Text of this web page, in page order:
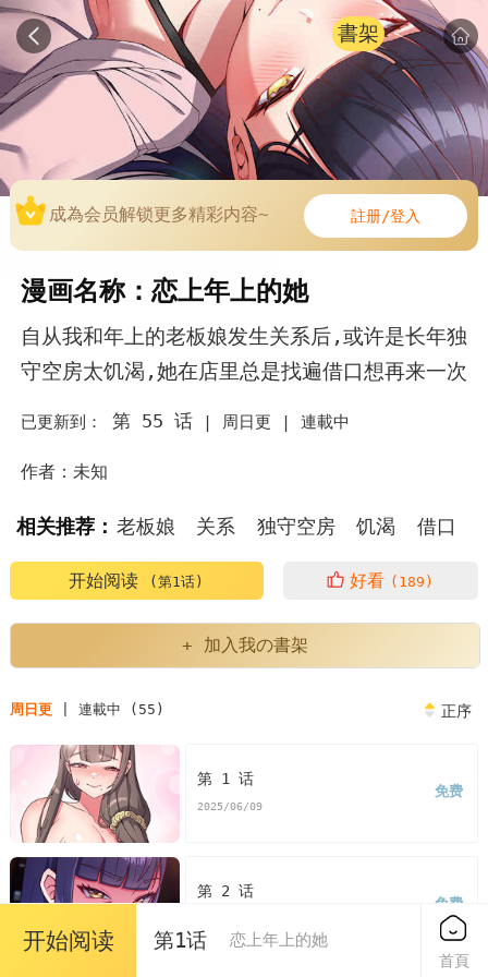
書架
成為会员解锁更多精彩内容~ 註册/登入
漫画名称：恋上年上的她
自从我和年上的老板娘发生关系后,或许是长年独
守空房太饥渴,她在店里总是找遍借口想再来一次
已更新到： 第 55 话| 周日更 | 連載中
作者：未知
相关推荐： 老板娘 关系 独守空房 饥渴 借口
再来一次开始阅读 (第1话) 好看 (189)
+ 加入我の書架
周日更| 連載中 (55) 正序
第 1 话
2025/06/09
免费
第 2 话
免费
开始阅读 第1话 恋上年上的她
首頁